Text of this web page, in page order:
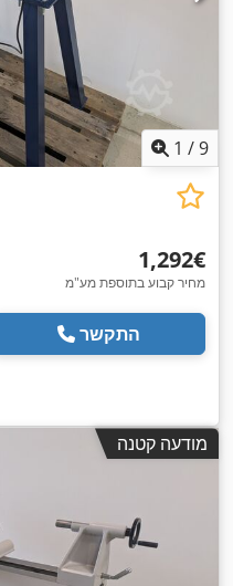
1 /9
‏1,292 ‏€
מחיר קבוע בתוספת מע"מ
התקשר
מודעה קטנה